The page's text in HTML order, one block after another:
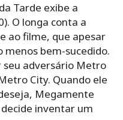
Tarde exibe a
O longa conta a
ao filme, que apesar
menos bem-sucedido.
seu adversário Metro
City. Quando ele
Megamente
inventar um